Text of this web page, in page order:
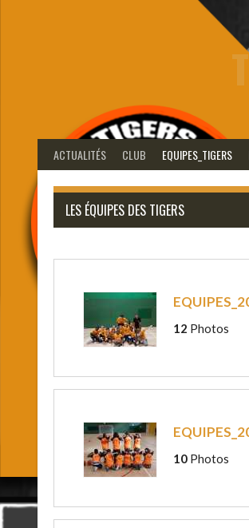
ACTUALITÉS CLUB EQUIPES_TIGERS
LES ÉQUIPES DES TIGERS
12 Photos
10 Photos